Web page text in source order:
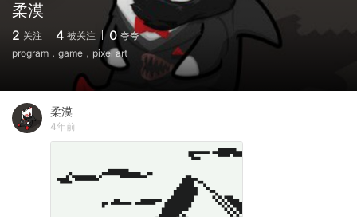
柔漠
2 关注 4 被关注 0 夸夸
program，game，pixel art
柔漠
4年前